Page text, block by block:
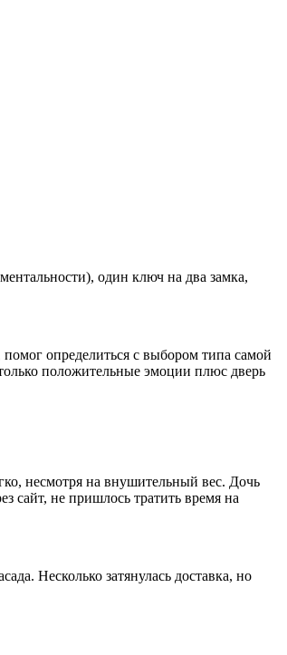
один ключ на два замка,
определиться с выбором типа самой
положительные эмоции плюс дверь
несмотря на внушительный вес. Дочь
сайт, не пришлось тратить время на
Несколько затянулась доставка, но